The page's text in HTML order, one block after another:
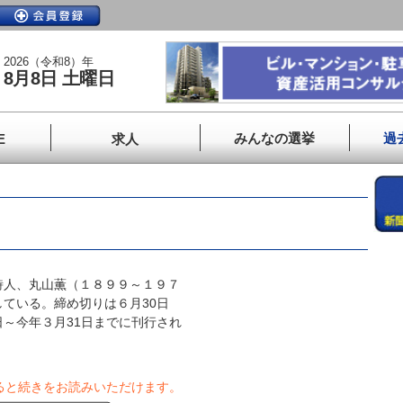
2026（令和8）年
8月8日 土曜日
求人 みんなの選挙 過
、丸山薫（１８９９～１９７
いる。締め切りは６月30日
今年３月31日までに刊行され
続きをお読みいただけます。